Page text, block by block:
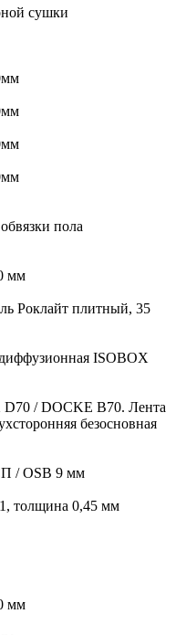
сушки
пола
мм
Роклайт плитный, 35
ISOBOX
D70 / DOCKЕ B70. Лента
безосновная
/ OSB 9 мм
толщина 0,45 мм
мм